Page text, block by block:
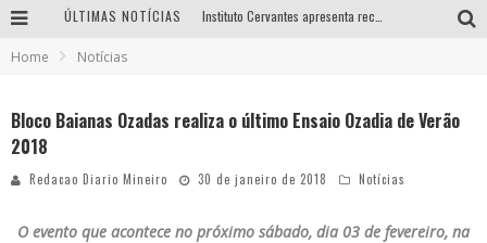
ÚLTIMAS NOTÍCIAS
Home Notícias
Bloco Baianas Ozadas realiza o último Ensaio Ozadia de Verão
2018
Redacao Diario Mineiro 30 de janeiro de 2018 Notícias
O evento que acontece no próximo sábado, dia 03 de fevereiro, na